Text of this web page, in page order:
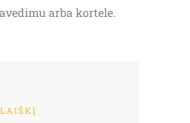
arba kortele.